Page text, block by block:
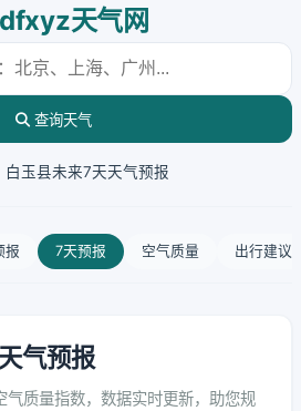
天气网
查询天气
白玉县未来7天天气预报
报 7天预报 空气质量 出行建议
气预报
气质量指数，数据实时更新，助您规